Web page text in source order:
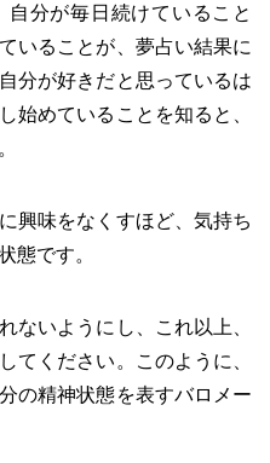
分が毎日続けていること
いることが、夢占い結果に
分が好きだと思っているは
始めていることを知ると、
興味をなくすほど、気持ち
態です。
ないようにし、これ以上、
てください。このように、
の精神状態を表すバロメー